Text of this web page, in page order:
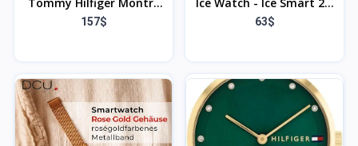
Analogique
Bracelet en Silicone, en
Acier Inoxydable ou en
Cuir, sous-Cadrans pour
Le Jour et la Date,
157$
- Montre connectée
63$